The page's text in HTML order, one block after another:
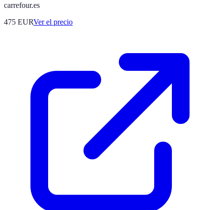
carrefour.es
475 EURVer el precio